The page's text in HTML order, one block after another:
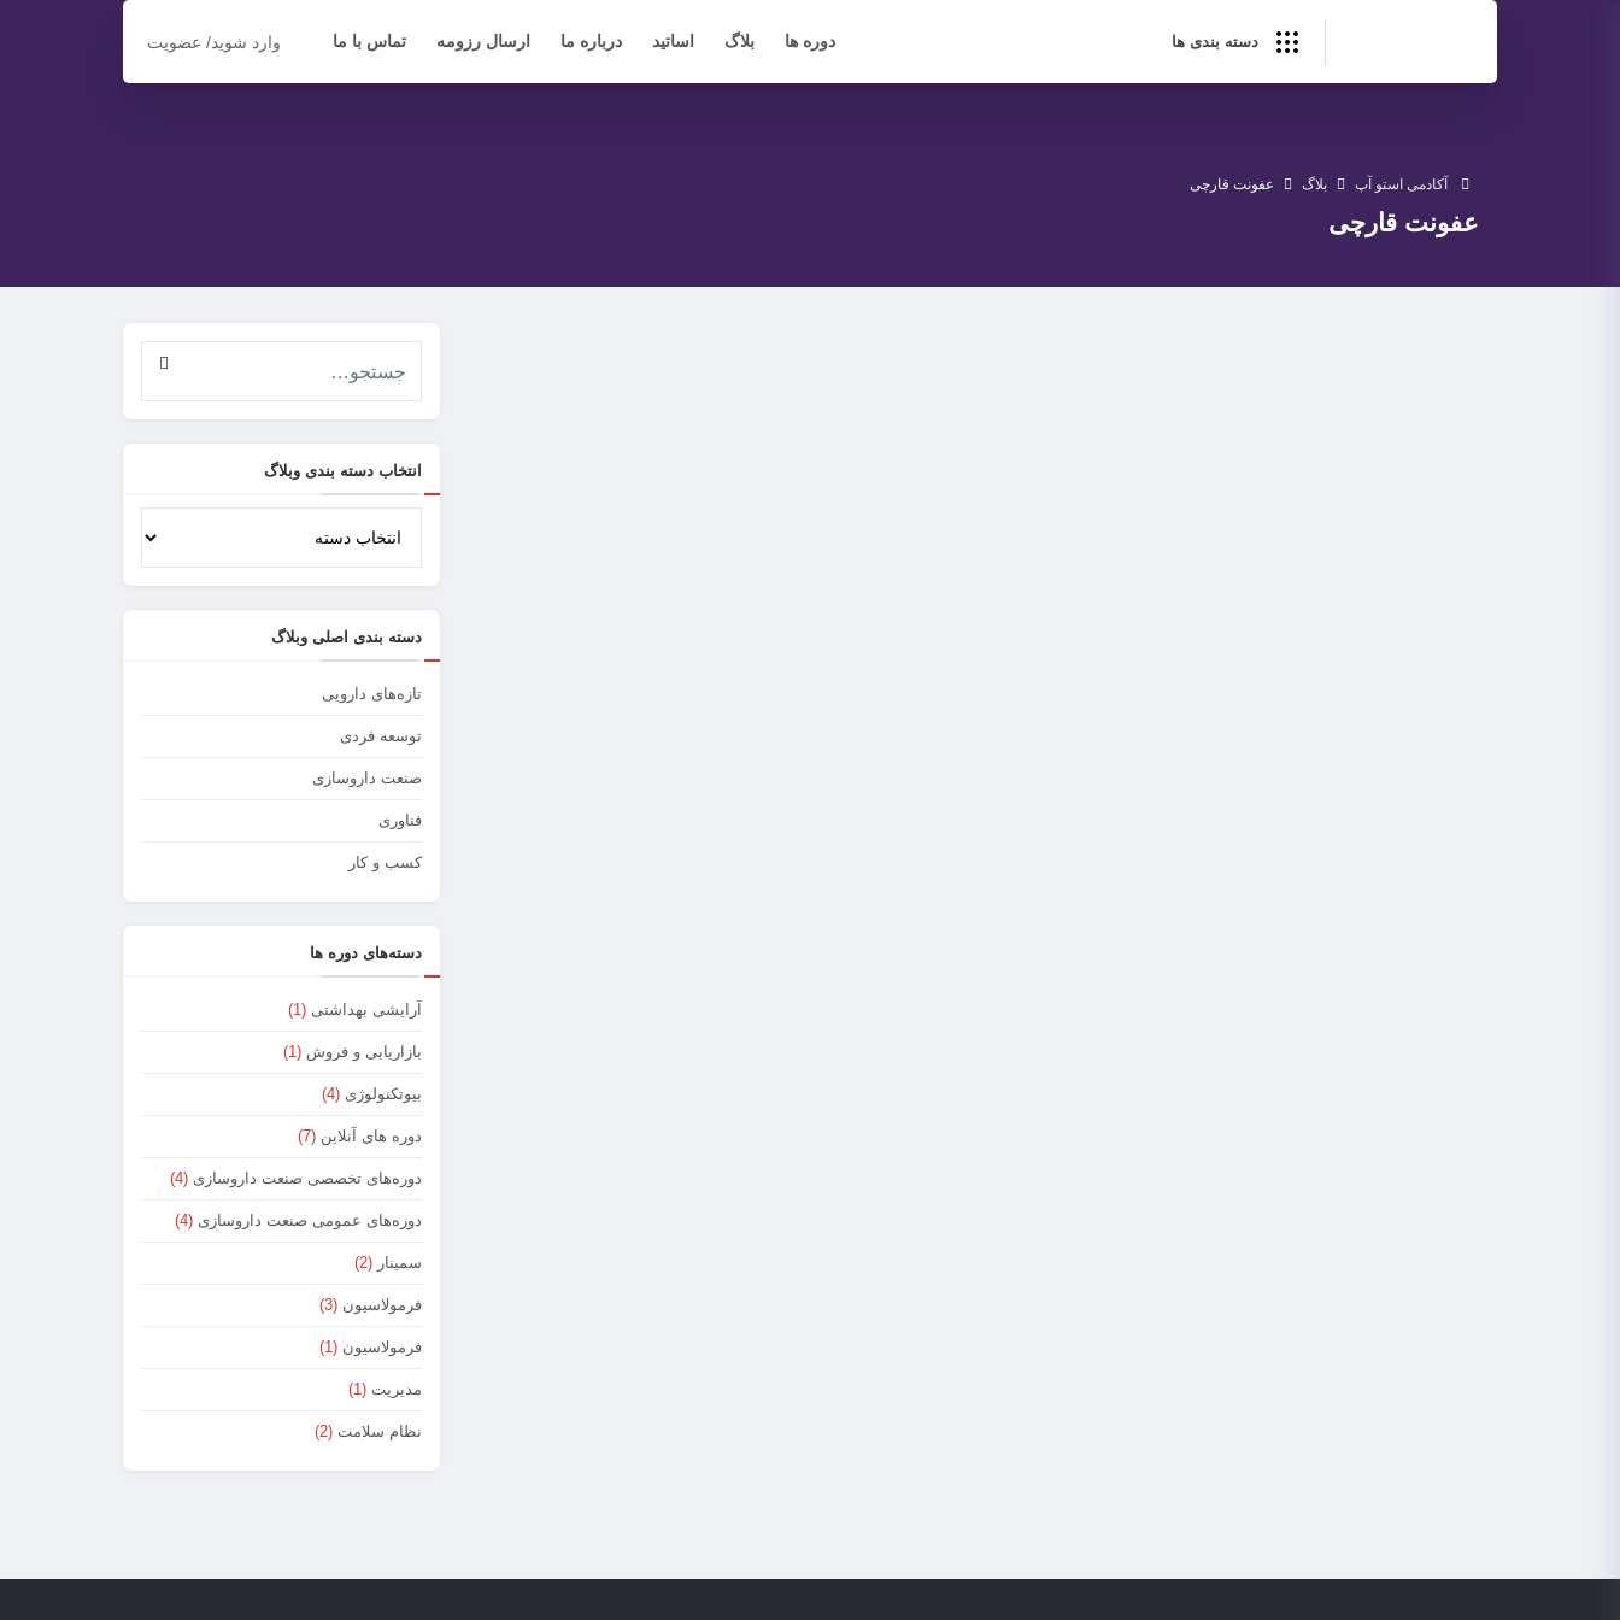
دسته بندی ها دوره ها بلاگ اساتید درباره ما ارسال رزومه تماس با ما وارد شوید/ عضویت
آکادمی استو آپ بلاگ عفونت قارچی
عفونت قارچی
انتخاب دسته بندی وبلاگ
دسته
بندی
وبلاگ
دسته بندی اصلی وبلاگ
تازه‌های دارویی
توسعه فردی
صنعت داروسازی
فناوری
کسب و کار
دسته‌های دوره ها
آرایشی بهداشتی (1)
بازاریابی و فروش (1)
بیوتکنولوژی (4)
دوره های آنلاین (7)
دوره‌های تخصصی صنعت داروسازی (4)
دوره‌های عمومی صنعت داروسازی (4)
سمینار (2)
فرمولاسیون (3)
فرمولاسیون (1)
مدیریت (1)
نظام سلامت (2)